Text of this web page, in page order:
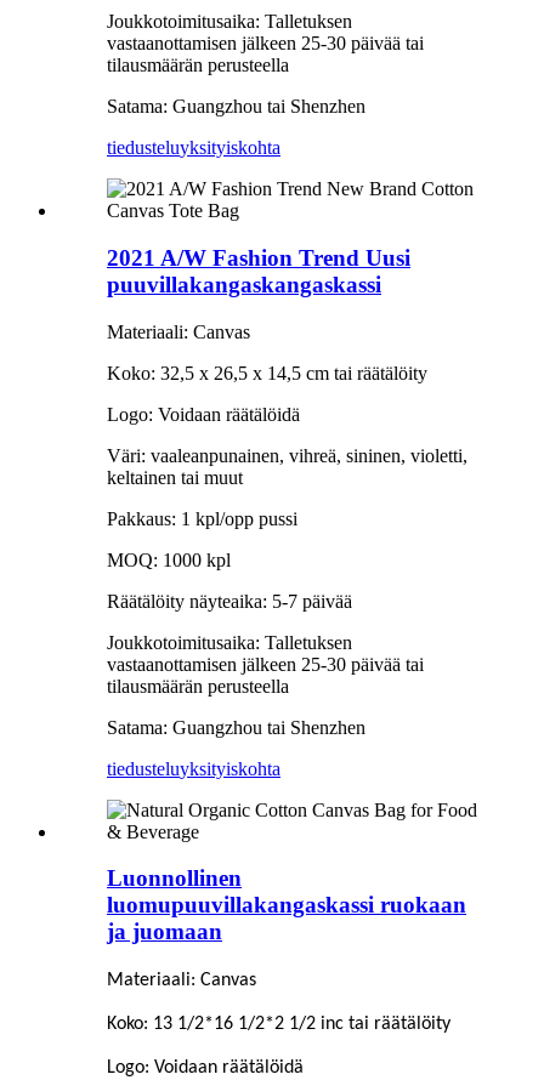
Joukkotoimitusaika: Talletuksen
vastaanottamisen jälkeen 25-30 päivää tai
tilausmäärän perusteella
Satama: Guangzhou tai Shenzhen
tiedusteluyksityiskohta
2021 A/W Fashion Trend Uusi
puuvillakangaskangaskassi
Materiaali: Canvas
Koko: 32,5 x 26,5 x 14,5 cm tai räätälöity
Logo: Voidaan räätälöidä
Väri: vaaleanpunainen, vihreä, sininen, violetti,
keltainen tai muut
Pakkaus: 1 kpl/opp pussi
MOQ: 1000 kpl
Räätälöity näyteaika: 5-7 päivää
Joukkotoimitusaika: Talletuksen
vastaanottamisen jälkeen 25-30 päivää tai
tilausmäärän perusteella
Satama: Guangzhou tai Shenzhen
tiedusteluyksityiskohta
Luonnollinen
luomupuuvillakangaskassi ruokaan
ja juomaan
Materiaali: Canvas
Koko: 13 1/2*16 1/2*2 1/2 inc tai räätälöity
Logo: Voidaan räätälöidä